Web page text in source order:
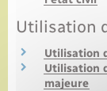
Utilisation
Utilisation
Utilisation
majeure